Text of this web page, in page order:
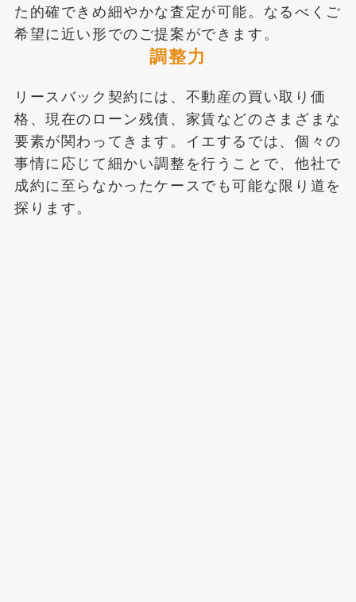
た的確できめ細やかな査定が可能。なるべくご
希望に近い形でのご提案ができます。
調整力
リースバック契約には、不動産の買い取り価
格、現在のローン残債、家賃などのさまざまな
要素が関わってきます。イエするでは、個々の
事情に応じて細かい調整を行うことで、他社で
成約に至らなかったケースでも可能な限り道を
探ります。